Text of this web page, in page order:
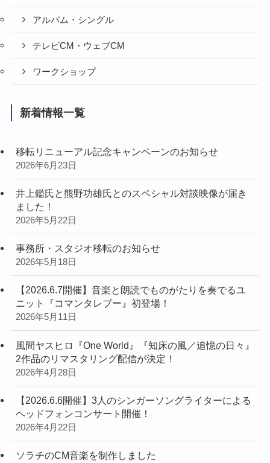
アルバム・シングル
テレビCM・ウェブCM
ワークショップ
新着情報一覧
移転リニューアル記念キャンペーンのお知らせ
2026年6月23日
井上鑑氏と熊野功雄氏とのスペシャル対談映像が届き
ました！
2026年5月22日
事務所・スタジオ移転のお知らせ
2026年5月18日
【2026.6.7開催】音楽と朗読でものがたりを奏でるユ
ニット『コマンタレブー』初登場！
2026年5月11日
風間ヤスヒロ『One World』『知床の風／追憶の日々』
2作品のリマスタリング配信が決定！
2026年4月28日
【2026.6.6開催】3人のシンガーソングライターによる
ヘッドフォンコンサート開催！
2026年4月22日
ソラチのCM音楽を制作しました